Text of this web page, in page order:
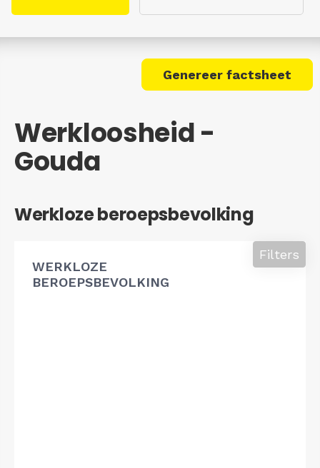
Genereer factsheet
Werkloosheid -
Gouda
Werkloze beroepsbevolking
WERKLOZE
BEROEPSBEVOLKING
Filters